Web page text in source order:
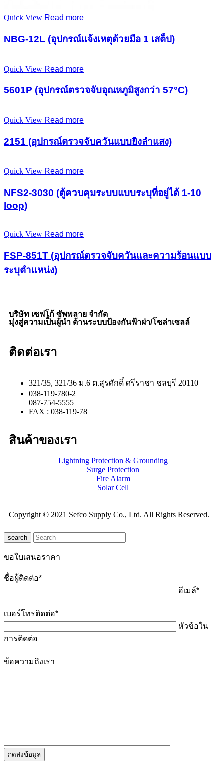
Quick View Read more
NBG-12L (อุปกรณ์แจ้งเหตุด้วยมือ 1 เสต็ป)
Quick View Read more
5601P (อุปกรณ์ตรวจจับอุณหภูมิสูงกว่า 57°C)
Quick View Read more
2151 (อุปกรณ์ตรวจจับควันแบบยิงลำแสง)
Quick View Read more
NFS2-3030 (ตู้ควบคุมระบบแบบระบุที่อยู่ได้ 1-10
loop)
Quick View Read more
FSP-851T (อุปกรณ์ตรวจจับควันและความร้อนแบบ
ระบุตำแหน่ง)
บริษัท เซฟโก้ ซัพพลาย จำกัด
มุ่งสู่ความเป็นผู้นำ ด้านระบบป้องกันฟ้าผ่า/โซล่าเซลล์
ติดต่อเรา
321/35, 321/36 ม.6 ต.สุรศักดิ์ ศรีราชา ชลบุรี 20110
038-119-780-2
087-754-5555
FAX : 038-119-78
สินค้าของเรา
Lightning Protection & Grounding
Surge Protection
Fire Alarm
Solar Cell
Copyright © 2021 Sefco Supply Co., Ltd. All Rights Reserved.
search
ขอใบเสนอราคา
ชื่อผู้ติดต่อ*
อีเมล์*
เบอร์โทรติดต่อ*
หัวข้อใน
การติดต่อ
ข้อความถึงเรา